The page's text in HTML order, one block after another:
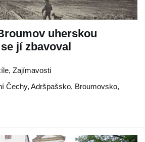
uherskou
jí zbavoval
Zajímavosti
Čechy, Adršpašsko, Broumovsko,